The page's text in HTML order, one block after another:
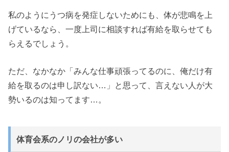
私のようにうつ病を発症しないためにも、体が悲鳴を上
げているなら、一度上司に相談すれば有給を取らせても
らえるでしょう。
ただ、なかなか「みんな仕事頑張ってるのに、俺だけ有
給を取るのは申し訳ない…」と思って、言えない人が大
勢いるのは知ってます…。
体育会系のノリの会社が多い